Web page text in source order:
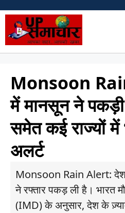
content
Monsoon
में मानसून ने पकड़ी
समेत कई राज्यों में
अलर्ट
Monsoon Rain Alert:
ने रफ्तार पकड़ ली है। भारत
(IMD) के अनुसार, देश के